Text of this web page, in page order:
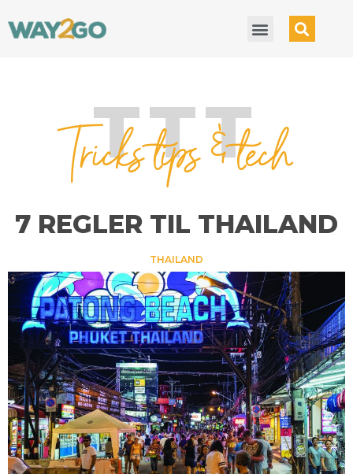
TTT
Tricks tips & tech
7 REGLER TIL THAILAND
THAILAND